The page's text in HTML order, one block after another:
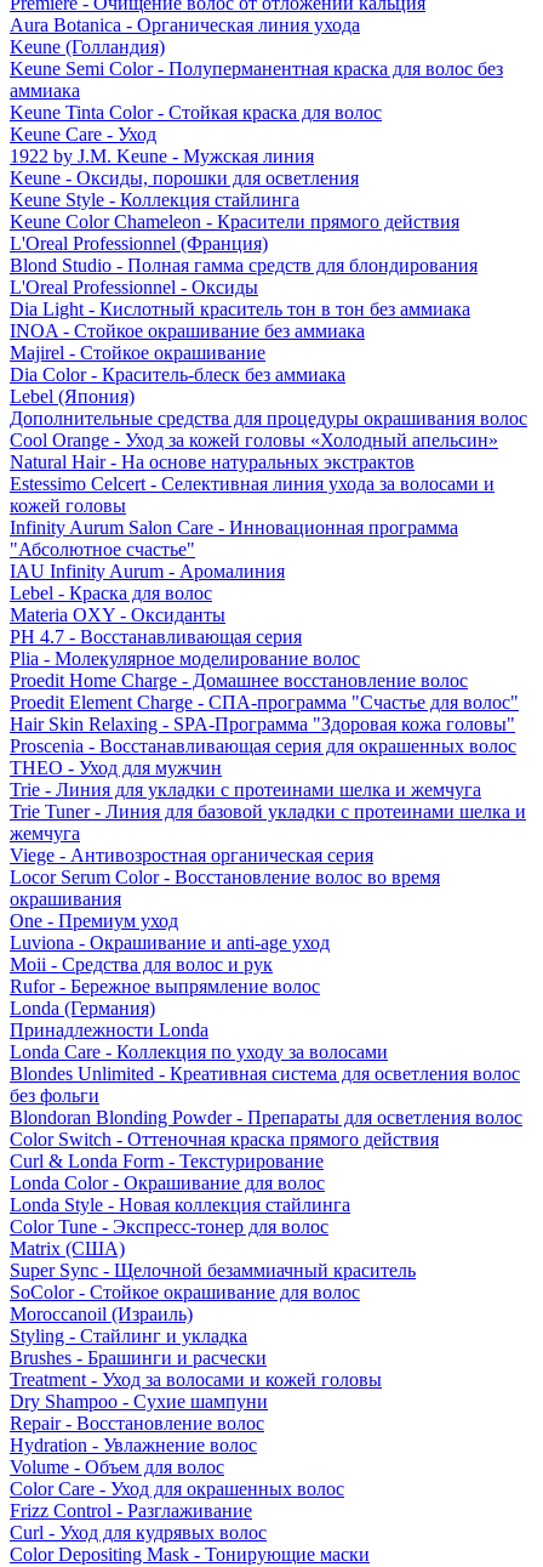
Aura Botanica - Органическая линия ухода
Keune (Голландия)
Keune Semi Color - Полуперманентная краска для волос без
аммиака
Keune Tinta Color - Стойкая краска для волос
Keune Care - Уход
1922 by J.M. Keune - Мужская линия
Keune - Оксиды, порошки для осветления
Keune Style - Коллекция стайлинга
Keune Color Chameleon - Красители прямого действия
L'Oreal Professionnel (Франция)
Blond Studio - Полная гамма средств для блондирования
L'Oreal Professionnel - Оксиды
Dia Light - Кислотный краситель тон в тон без аммиака
INOA - Стойкое окрашивание без аммиака
Majirel - Стойкое окрашивание
Dia Color - Краситель-блеск без аммиака
Lebel (Япония)
Дополнительные средства для процедуры окрашивания волос
Cool Orange - Уход за кожей головы «Холодный апельсин»
Natural Hair - На основе натуральных экстрактов
Estessimo Celcert - Селективная линия ухода за волосами и
кожей головы
Infinity Aurum Salon Care - Инновационная программа
"Абсолютное счастье"
IAU Infinity Aurum - Аромалиния
Lebel - Краска для волос
Materia OXY - Оксиданты
PH 4.7 - Восстанавливающая серия
Plia - Молекулярное моделирование волос
Proedit Home Charge - Домашнее восстановление волос
Proedit Element Charge - СПА-программа "Счастье для волос"
Hair Skin Relaxing - SPA-Программа "Здоровая кожа головы"
Proscenia - Восстанавливающая серия для окрашенных волос
THEO - Уход для мужчин
Trie - Линия для укладки с протеинами шелка и жемчуга
Trie Tuner - Линия для базовой укладки с протеинами шелка и
жемчуга
Viege - Антивозростная органическая серия
Locor Serum Color - Восстановление волос во время
окрашивания
One - Премиум уход
Luviona - Окрашивание и anti-age уход
Moii - Средства для волос и рук
Rufor - Бережное выпрямление волос
Londa (Германия)
Принадлежности Londa
Londa Care - Коллекция по уходу за волосами
Blondes Unlimited - Креативная система для осветления волос
без фольги
Blondoran Blonding Powder - Препараты для осветления волос
Color Switch - Оттеночная краска прямого действия
Curl & Londa Form - Текстурирование
Londa Color - Окрашивание для волос
Londa Style - Новая коллекция стайлинга
Color Tune - Экспресс-тонер для волос
Matrix (США)
Super Sync - Щелочной безаммиачный краситель
SoColor - Стойкое окрашивание для волос
Moroccanoil (Израиль)
Styling - Стайлинг и укладка
Brushes - Брашинги и расчески
Treatment - Уход за волосами и кожей головы
Dry Shampoo - Сухие шампуни
Repair - Восстановление волос
Hydration - Увлажнение волос
Volume - Объем для волос
Color Care - Уход для окрашенных волос
Frizz Control - Разглаживание
Curl - Уход для кудрявых волос
Color Depositing Mask - Тонирующие маски